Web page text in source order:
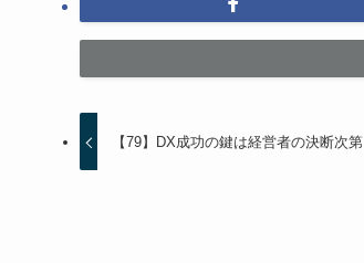
【79】DX成功の鍵は経営者の決断次第